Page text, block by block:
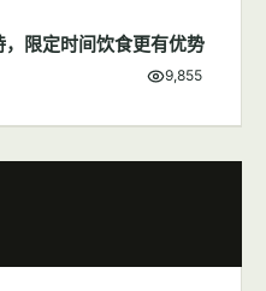
限定时间饮食更有优势
9,855